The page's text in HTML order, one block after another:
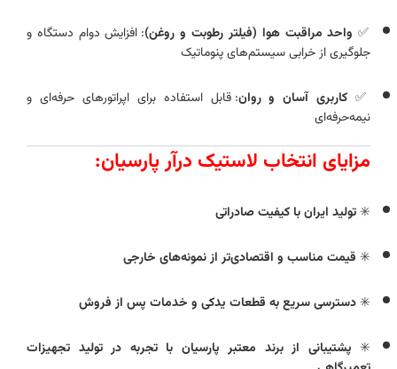
✅ واحد مراقبت هوا (فیلتر رطوبت و روغن): افزایش دوام دستگاه و
جلوگیری از خرابی سیستم‌های پنوماتیک
✅ کاربری آسان و روان: قابل استفاده برای اپراتورهای حرفه‌ای و
نیمه‌حرفه‌ای
مزایای انتخاب لاستیک‌ درآر پارسیان:
✳️تولید ایران با کیفیت صادراتی
✳️ قیمت مناسب و اقتصادی‌تر از نمونه‌های خارجی
✳️دسترسی سریع به قطعات یدکی و خدمات پس از فروش
✳️ پشتیبانی از برند معتبر پارسیان با تجربه در تولید تجهیزات